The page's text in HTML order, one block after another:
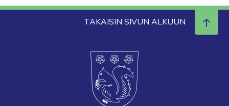
TAKAISIN SIVUN ALKUUN